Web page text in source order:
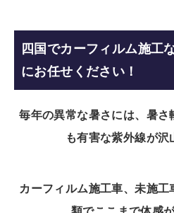
四国でカーフィルム施工
にお任せください！
毎年の異常な暑さには、暑さ
も有害な紫外線が沢
カーフィルム施工車、未施